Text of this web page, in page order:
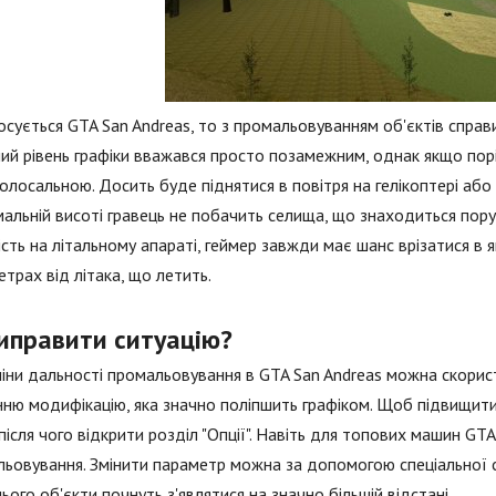
GTA San Andreas, то з промальовуванням об'єктів
рівень графіки вважався просто позамежним, однак якщо
Досить буде піднятися в повітря на гелікоптері
висоті гравець не побачить селища, що знаходиться
на літальному апараті, геймер завжди має шанс врізатися в
від літака, що летить.
ситуацію?
дальності промальовування в GTA San Andreas можна
модифікацію, яка значно поліпшить графіком. Щоб
чого відкрити розділ "Опції". Навіть для топових машин
Змінити параметр можна за допомогою